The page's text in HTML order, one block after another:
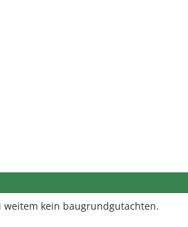
kein baugrundgutachten.